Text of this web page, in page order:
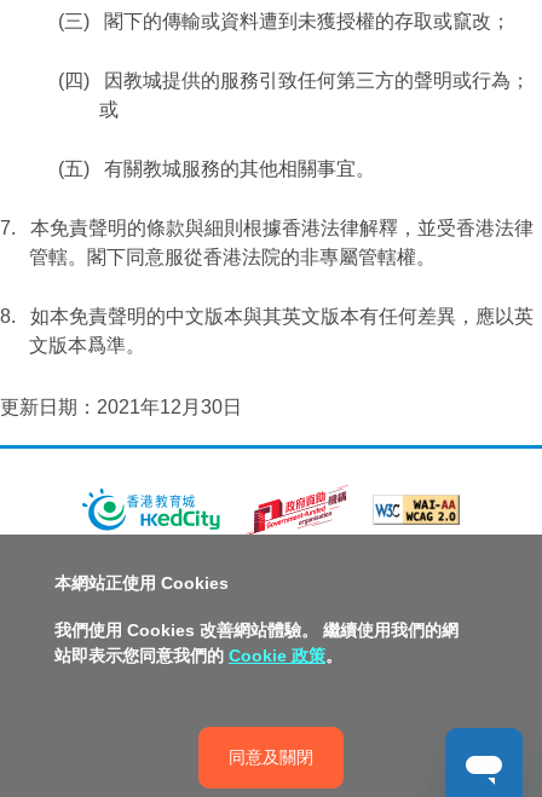
(三) 閣下的傳輸或資料遭到未獲授權的存取或竄改；
(四)
因教城提供的服務引致任何第三方的聲明或行為；
或
(五) 有關教城服務的其他相關事宜。
7.
本免責聲明的條款與細則根據香港法律解釋，並受香港法律
管轄。閣下同意服從香港法院的非專屬管轄權。
8.
如本免責聲明的中文版本與其英文版本有任何差異，應以英
文版本爲準。
更新日期：2021年12月30日
人才招募
聯絡我們
版權所有© 2026 香港教育城有限公司
私隱政策聲明 服務條款
版權及知識產權政策
本網站正使用 Cookies
我們使用 Cookies 改善網站體驗。 繼續使用我們的網
站即表示您同意我們的 Cookie 政策。
同意及關閉